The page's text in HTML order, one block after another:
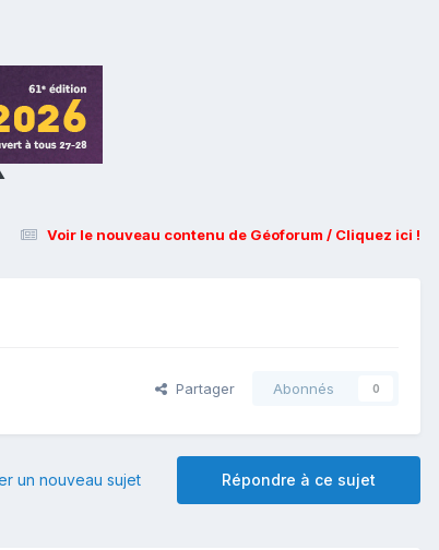
Voir le nouveau contenu de Géoforum / Cliquez ici !
Partager Abonnés 0
Répondre à ce sujet
un nouveau sujet